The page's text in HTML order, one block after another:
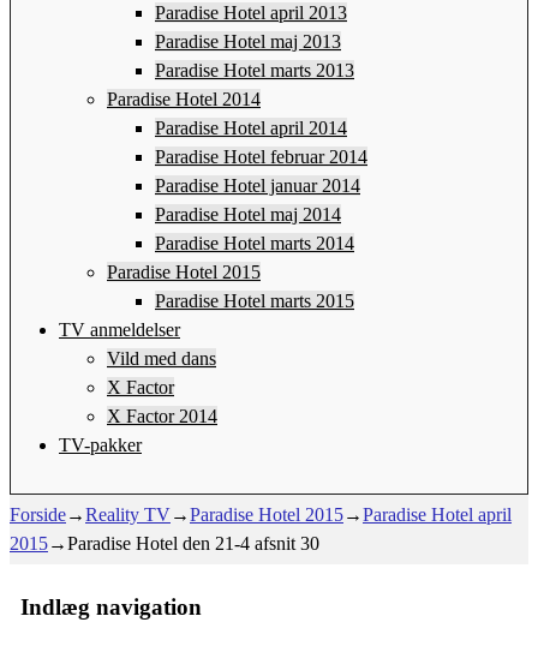
Paradise Hotel april 2013
Paradise Hotel maj 2013
Paradise Hotel marts 2013
Paradise Hotel 2014
Paradise Hotel april 2014
Paradise Hotel februar 2014
Paradise Hotel januar 2014
Paradise Hotel maj 2014
Paradise Hotel marts 2014
Paradise Hotel 2015
Paradise Hotel marts 2015
TV anmeldelser
Vild med dans
X Factor
X Factor 2014
TV-pakker
Forside→Reality TV→Paradise Hotel 2015→Paradise Hotel april
2015→Paradise Hotel den 21-4 afsnit 30
Indlæg navigation